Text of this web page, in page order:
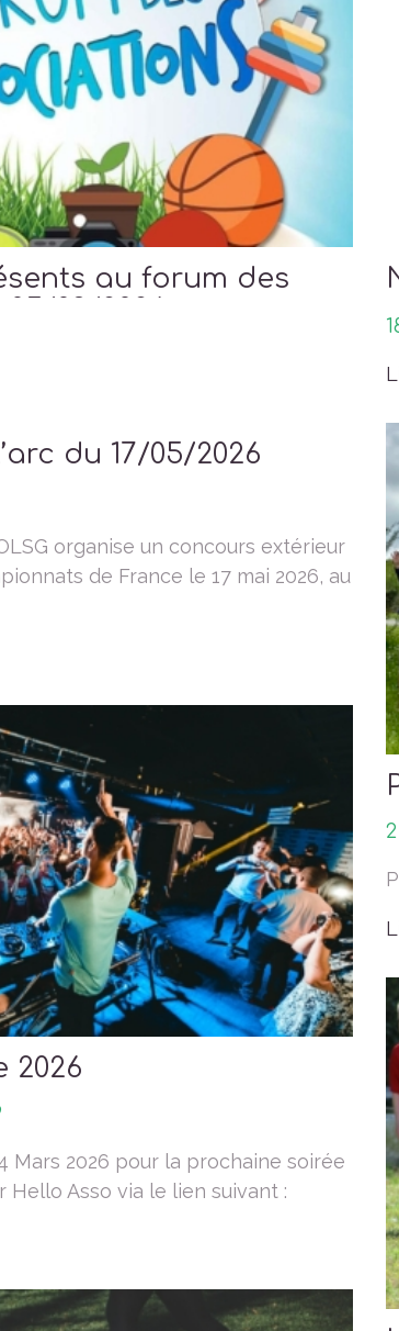
au forum des
09/2026
du 17/05/2026
organise un concours extérieur
de France le 17 mai 2026, au
2026
Mars 2026 pour la prochaine soirée
Hello Asso via le lien suivant :